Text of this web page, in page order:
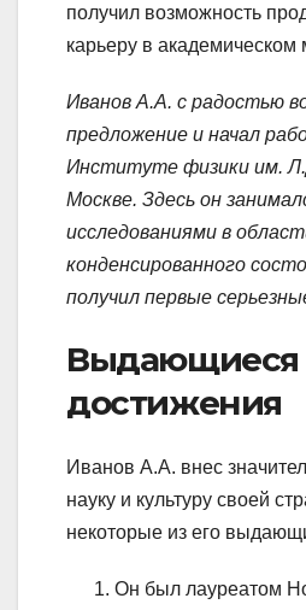
получил возможность
карьеру в академическом
Иванов А.А. с радостью
предложение и начал
Институте физики им.
Москве. Здесь он
исследованиями в
конденсированного
получил первые
Выдающиеся
достижения
Иванов А.А. внес
науку и культуру своей
некоторые из его
Он был лауреатом